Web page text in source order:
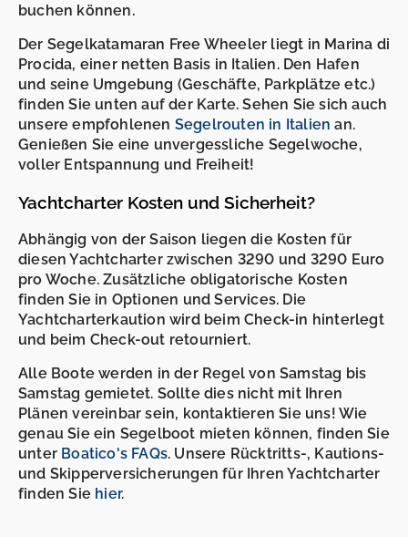
buchen können.
Der Segelkatamaran Free Wheeler liegt in Marina di
Procida, einer netten Basis in Italien. Den Hafen
und seine Umgebung (Geschäfte, Parkplätze etc.)
finden Sie unten auf der Karte. Sehen Sie sich auch
unsere empfohlenen Segelrouten in Italien an.
Genießen Sie eine unvergessliche Segelwoche,
voller Entspannung und Freiheit!
Yachtcharter Kosten und Sicherheit?
Abhängig von der Saison liegen die Kosten für
diesen Yachtcharter zwischen 3290 und 3290 Euro
pro Woche. Zusätzliche obligatorische Kosten
finden Sie in Optionen und Services. Die
Yachtcharterkaution wird beim Check-in hinterlegt
und beim Check-out retourniert.
Alle Boote werden in der Regel von Samstag bis
Samstag gemietet. Sollte dies nicht mit Ihren
Plänen vereinbar sein, kontaktieren Sie uns! Wie
genau Sie ein Segelboot mieten können, finden Sie
unter Boatico's FAQs. Unsere Rücktritts-, Kautions-
und Skipperversicherungen für Ihren Yachtcharter
finden Sie hier.